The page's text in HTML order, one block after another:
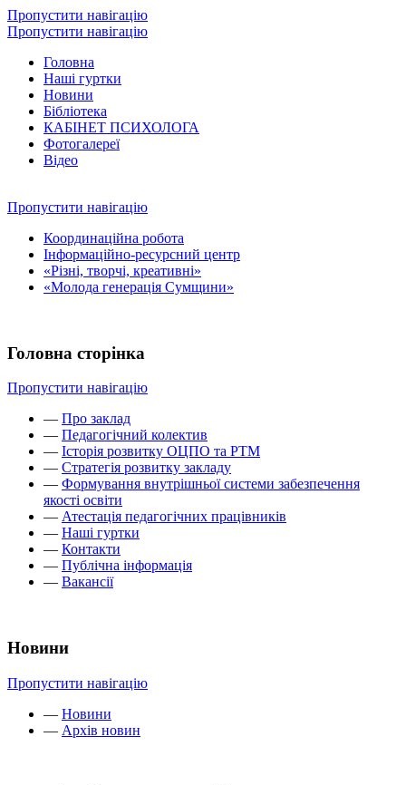
Пропустити навігацію
Пропустити навігацію
Головна
Наші гуртки
Новини
Бібліотека
КАБІНЕТ ПСИХОЛОГА
Фотогалереї
Відео
Пропустити навігацію
Координаційна робота
Інформаційно-ресурсний центр
«Різні, творчі, креативні»
«Молода генерація Сумщини»
Головна сторінка
Пропустити навігацію
— Про заклад
— Педагогічний колектив
— Історія розвитку ОЦПО та РТМ
— Стратегія розвитку закладу
— Формування внутрішньої системи забезпечення
якості освіти
— Атестація педагогічних працівників
— Наші гуртки
— Контакти
— Публічна інформація
— Вакансії
Новини
Пропустити навігацію
— Новини
— Архів новин